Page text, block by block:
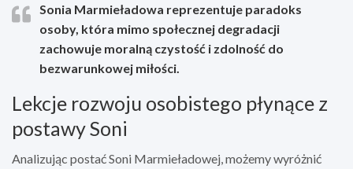
Sonia Marmieładowa reprezentuje paradoks
osoby, która mimo społecznej degradacji
zachowuje moralną czystość i zdolność do
bezwarunkowej miłości.
Lekcje rozwoju osobistego płynące z
postawy Soni
Analizując postać Soni Marmieładowej, możemy wyróżnić